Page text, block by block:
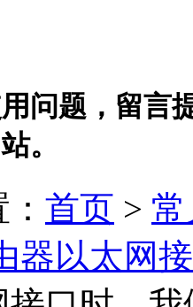
问题，留言
。
首页 >
器以太网